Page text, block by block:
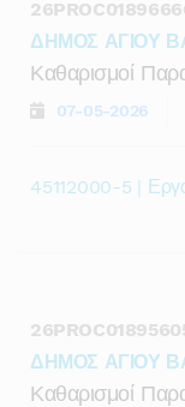
ΔΗΜΟΣ ΑΓΙΟΥ
Καθαρισμοί
07-05-2026
45112000-5 |
ΔΗΜΟΣ ΑΓΙΟΥ
Καθαρισμοί